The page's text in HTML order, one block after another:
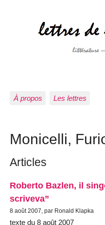
À propos Les lettres
Monicelli,
Articles
Roberto Bazlen, il
scriveva”
8 août 2007, par Ronald Klapka
texte du 8 août 2007